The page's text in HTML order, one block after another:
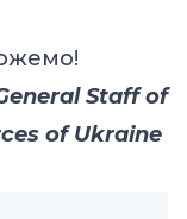
Staff of
of Ukraine